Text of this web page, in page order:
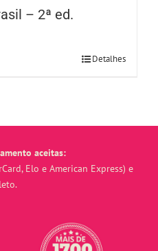
– 2ª ed.
Detalhes
aceitas:
Elo e American Express) e